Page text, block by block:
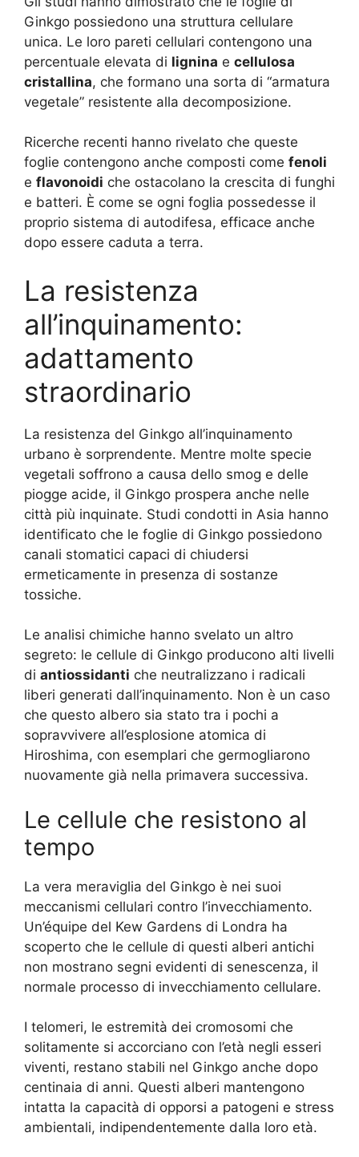
Ginkgo possiedono una struttura cellulare
unica. Le loro pareti cellulari contengono una
percentuale elevata di lignina e cellulosa
cristallina, che formano una sorta di “armatura
vegetale” resistente alla decomposizione.
Ricerche recenti hanno rivelato che queste
foglie contengono anche composti come fenoli
e flavonoidi che ostacolano la crescita di funghi
e batteri. È come se ogni foglia possedesse il
proprio sistema di autodifesa, efficace anche
dopo essere caduta a terra.
La resistenza
all’inquinamento:
adattamento
straordinario
La resistenza del Ginkgo all’inquinamento
urbano è sorprendente. Mentre molte specie
vegetali soffrono a causa dello smog e delle
piogge acide, il Ginkgo prospera anche nelle
città più inquinate. Studi condotti in Asia hanno
identificato che le foglie di Ginkgo possiedono
canali stomatici capaci di chiudersi
ermeticamente in presenza di sostanze
tossiche.
Le analisi chimiche hanno svelato un altro
segreto: le cellule di Ginkgo producono alti livelli
di antiossidanti che neutralizzano i radicali
liberi generati dall’inquinamento. Non è un caso
che questo albero sia stato tra i pochi a
sopravvivere all’esplosione atomica di
Hiroshima, con esemplari che germogliarono
nuovamente già nella primavera successiva.
Le cellule che resistono al
tempo
La vera meraviglia del Ginkgo è nei suoi
meccanismi cellulari contro l’invecchiamento.
Un’équipe del Kew Gardens di Londra ha
scoperto che le cellule di questi alberi antichi
non mostrano segni evidenti di senescenza, il
normale processo di invecchiamento cellulare.
I telomeri, le estremità dei cromosomi che
solitamente si accorciano con l’età negli esseri
viventi, restano stabili nel Ginkgo anche dopo
centinaia di anni. Questi alberi mantengono
intatta la capacità di opporsi a patogeni e stress
ambientali, indipendentemente dalla loro età.